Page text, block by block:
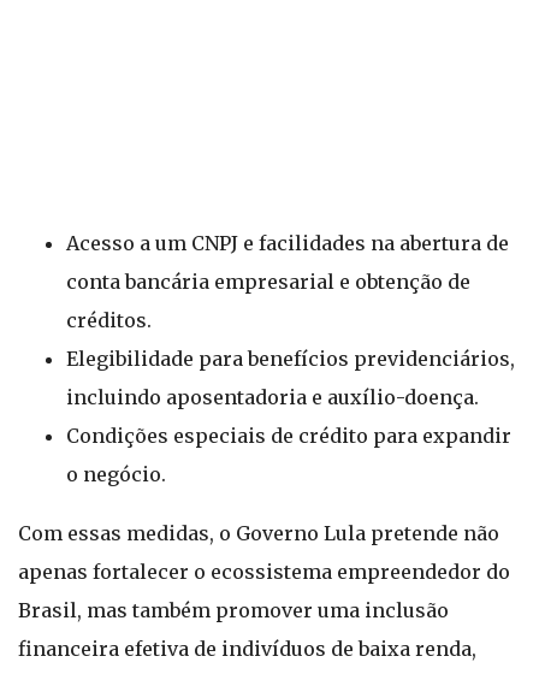
Acesso a um CNPJ e facilidades na abertura de
conta bancária empresarial e obtenção de
créditos.
Elegibilidade para benefícios previdenciários,
incluindo aposentadoria e auxílio-doença.
Condições especiais de crédito para expandir
o negócio.
Com essas medidas, o Governo Lula pretende não
apenas fortalecer o ecossistema empreendedor do
Brasil, mas também promover uma inclusão
financeira efetiva de indivíduos de baixa renda,